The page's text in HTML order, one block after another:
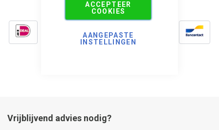
ACCEPTEER
COOKIES
AANGEPASTE
INSTELLINGEN
Veilig betalen:
Vrijblijvend advies nodig?